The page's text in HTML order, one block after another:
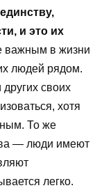
и это их
важным в жизни
людей рядом.
своих
хотя
То же
— люди имеют
легко.